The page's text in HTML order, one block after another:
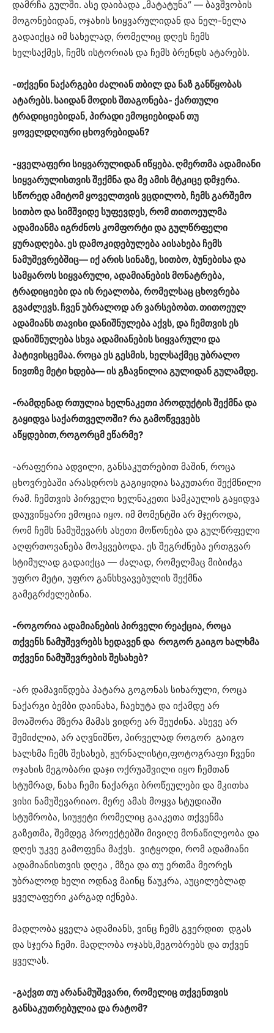
დამრჩა გულში. ასე დაიბადა „მატატუნა“ — ბავშვობის
მოგონებიდან, ოჯახის სიყვარულიდან და ნელ-ნელა
გადაიქცა იმ სახელად, რომელიც დღეს ჩემს
ხელსაქმეს, ჩემს ისტორიას და ჩემს ბრენდს ატარებს.
-თქვენი ნაქარგები ძალიან თბილ და ნაზ განწყობას
ატარებს. საიდან მოდის შთაგონება- ქართული
ტრადიციებიდან, პირადი ემოციებიდან თუ
ყოველდღიური ცხოვრებიდან?
-ყველაფერი სიყვარულიდან იწყება. ღმერთმა ადამიანი
სიყვარულისთვის შექმნა და მე ამის მტკიცე დმჯერა.
სწორედ ამიტომ ყოველთვის ვცდილობ, ჩემს გარშემო
სითბო და სიმშვიდე სუფევდეს, რომ თითოეულმა
ადამიანმა იგრძნოს კომფორტი და გულწრფელი
ყურადღება. ეს დამოკიდებულება აისახება ჩემს
ნამუშევრებშიც— იქ არის სინაზე, სითბო, ბუნებისა და
სამყაროს სიყვარული, ადამიანების მონატრება,
ტრადიციები და ის რეალობა, რომელსაც ცხოვრება
გვაძლევს. ჩვენ უბრალოდ არ ვარსებობთ. თითოეულ
ადამიანს თავისი დანიშნულება აქვს, და ჩემთვის ეს
დანიშნულება სხვა ადამიანების სიყვარული და
პატივისცემაა. როცა ეს გესმის, ხელსაქმეც უბრალო
ნივთზე მეტი ხდება— ის გზავნილია გულიდან გულამდე.
-რამდენად რთულია ხელნაკეთი პროდუქტის შექმნა და
გაყიდვა საქართველოში? რა გამოწვევებს
აწყდებით,როგორცმ ეწარმე?
-არაფერია ადვილი, განსაკუთრებით მაშინ, როცა
ცხოვრებაში არასდროს გაგიყიდია საკუთარი შექმნილი
რამ. ჩემთვის პირველი ხელნაკეთი სამკაულის გაყიდვა
დაუვიწყარი ემოცია იყო. იმ მომენტში არ მჯეროდა,
რომ ჩემს ნამუშევარს ასეთი მოწონება და გულწრფელი
აღფრთოვანება მოჰყვებოდა. ეს შეგრძნება ერთგვარ
სტიმულად გადაიქცა — ძალად, რომელმაც მიბიძგა
უფრო მეტი, უფრო განსხვავებულის შექმნა
გამეგრძელებინა.
-როგორია ადამიანების პირველი რეაქცია, როცა
თქვენს ნამუშევრებს ხედავენ და როგორ გაიგო ხალხმა
თქვენი ნამუშევრების შესახებ?
-არ დამავიწდება პატარა გოგონას სიხარული, როცა
ნაქარგი ბემბი დაინახა, ჩაეხუტა და იქამდე არ
მოაშორა მზერა მამას ვიდრე არ შეუძინა. ასევე არ
შემიძლია, არ აღვნიშნო, პირველად როგორ გაიგო
ხალხმა ჩემს შესახებ, ჟურნალისტი,ფოტოგრაფი ჩვენი
ოჯახის მეგობარი დაჯი ოქრუაშვილი იყო ჩემთან
სტუმრად, ნახა ჩემი ნაქარგი ბროწეულები და მკითხა
ვისი ნამუშევარიაო. მერე ამას მოყვა სტუდიაში
სტუმრობა, სიუჟეტი რომელიც გააკეთა თქვენმა
გაზეთმა, შემდეგ პროექტებში მივიღე მონაწილეობა და
დღეს უკვე გამოფენა მაქვს. ვიტყოდი, რომ ადამიანი
ადამიანისთვის დღეა , მზეა და თუ ერთმა მეორეს
უბრალოდ ხელი ოდნავ მაინც წაუკრა, აუცილებლად
ყველაფერი კარგად იქნება.
მადლობა ყველა ადამიანს, ვინც ჩემს გვერდით დგას
და სჯერა ჩემი. მადლობა ოჯახს,მეგობრებს და თქვენ
ყველას.
-გაქვთ თუ არანამუშევარი, რომელიც თქვენთვის
განსაკუთრებულია და რატომ?